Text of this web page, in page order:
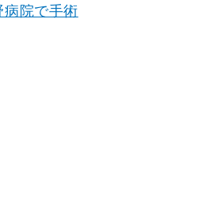
病院で手術